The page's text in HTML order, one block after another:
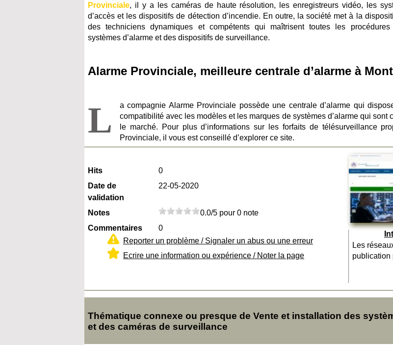
Provinciale, il y a les caméras de haute résolution, les enregistreurs vidéo, les
d’accès et les dispositifs de détection d’incendie. En outre, la société met à la
des techniciens dynamiques et compétents qui maîtrisent toutes les procédures
systèmes d’alarme et des dispositifs de surveillance.
Alarme Provinciale, meilleure centrale d’alarme à
L
a compagnie Alarme Provinciale possède une centrale d’alarme qui
compatibilité avec les modèles et les marques de systèmes d’alarme qui sont
le marché. Pour plus d’informations sur les forfaits de télésurveillance
Provinciale, il vous est conseillé d’explorer ce site.
Hits
0
Date de
validation
22-05-2020
Notes
0.0/5 pour 0 note
Commentaires
0
Reporter un problème / Signaler un abus ou une erreur
Ecrire une information ou expérience / Noter la page
Les
publication
Thématique connexe ou presque de Vente et installation des
et des caméras de surveillance